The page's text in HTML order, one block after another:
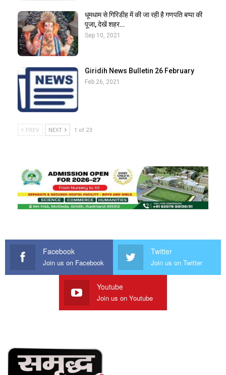
धूमधाम से गिरिडीह में की जा रही है गणपति बप्पा की
पूजा, देखें शहर…
Sep 10, 2021
Giridih News Bulletin 26 February
Feb 26, 2021
PREV NEXT 1 of 23
Facebook
Join us on Facebook
Twitter
Join us on Twitter
Youtube
Join us on Youtube